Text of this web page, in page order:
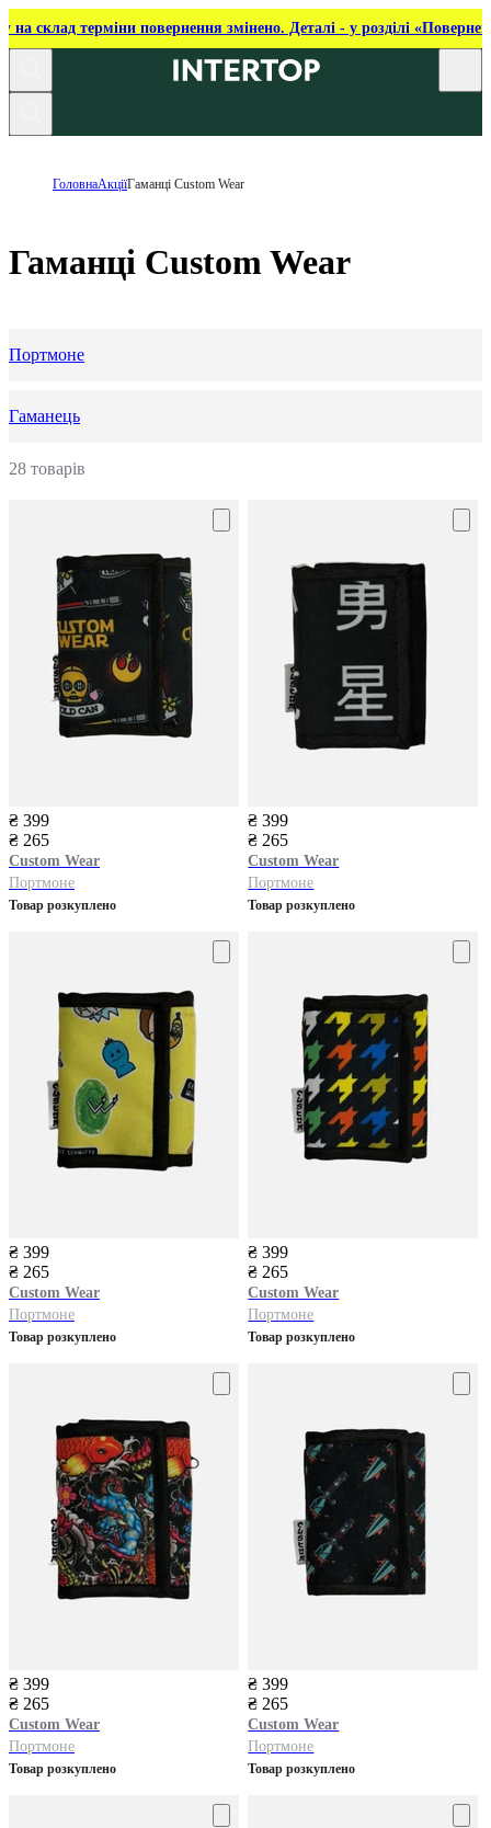
на склад терміни повернення змінено. Деталі - у розділі
ГоловнаАкціїГаманці Custom Wear
Гаманці Custom Wear
Портмоне
Гаманець
28 товарів
₴ 399
₴ 265
Custom Wear
Портмоне
Товар розкуплено
₴ 399
₴ 265
Custom Wear
Портмоне
Товар розкуплено
₴ 399
₴ 265
Custom Wear
Портмоне
Товар розкуплено
₴ 399
₴ 265
Custom Wear
Портмоне
Товар розкуплено
₴ 399
₴ 265
Custom Wear
Портмоне
Товар розкуплено
₴ 399
₴ 265
Custom Wear
Портмоне
Товар розкуплено